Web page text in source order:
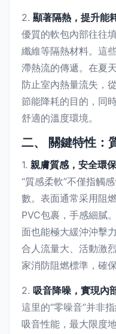
2. 顯著隔熱，提升能
優質的軟包內部往往
纖維等隔熱材料。這
滯熱流的傳遞。在夏
防止室內熱量流失，
節能降耗的目的，同
舒適的溫度環境。
二、 關鍵特性：
1. 親膚質感，安全環保
“質感柔軟”不僅指觸
數。表面通常采用阻
PVC包裹，手感細膩
面也能極大緩沖沖擊
合人流量大、活動激
家消防阻燃標準，確保
2. 吸音降噪，實現內
這里的“零噪音”并非
吸音性能，最大限度